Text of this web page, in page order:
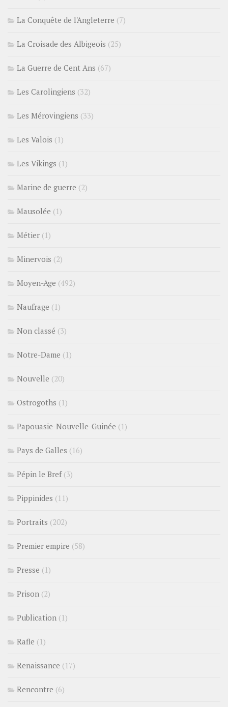
La Conquête de l'Angleterre (7)
La Croisade des Albigeois (25)
La Guerre de Cent Ans (67)
Les Carolingiens (32)
Les Mérovingiens (33)
Les Valois (1)
Les Vikings (1)
Marine de guerre (2)
Mausolée (1)
Métier (1)
Minervois (2)
Moyen-Age (492)
Naufrage (1)
Non classé (3)
Notre-Dame (1)
Nouvelle (20)
Ostrogoths (1)
Papouasie-Nouvelle-Guinée (1)
Pays de Galles (16)
Pépin le Bref(3)
Pippinides (11)
Portraits (202)
Premier empire (58)
Presse (1)
Prison (2)
Publication (1)
Rafle (1)
Renaissance (17)
Rencontre (6)